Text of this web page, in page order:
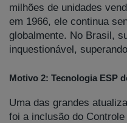
milhões de unidades
em 1966, ele continua
globalmente. No Brasil,
inquestionável,
Motivo 2: Tecnologia ESP
Uma das grandes
foi a inclusão do